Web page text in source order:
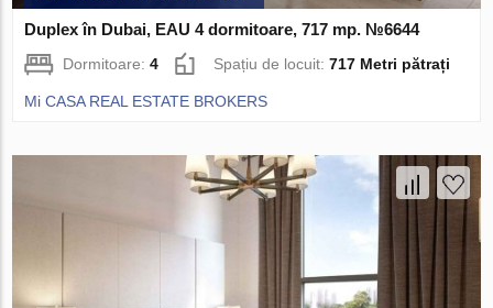
Duplex în Dubai, EAU 4 dormitoare, 717 mp. №6644
Dormitoare:4 Spațiu de locuit:717 Metri pătrați
Mi CASA REAL ESTATE BROKERS